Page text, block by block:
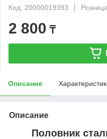
Код: 20000019393
Розница
2 800 ₸
Описание
Описание
Половник